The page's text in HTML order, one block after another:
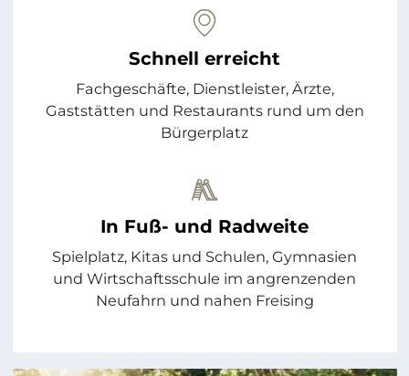
Schnell erreicht
Fachgeschäfte, Dienstleister, Ärzte,
Gaststätten und Restaurants rund um den
Bürgerplatz
In Fuß- und Radweite
Spielplatz, Kitas und Schulen, Gymnasien
und Wirtschaftsschule im angrenzenden
Neufahrn und nahen Freising